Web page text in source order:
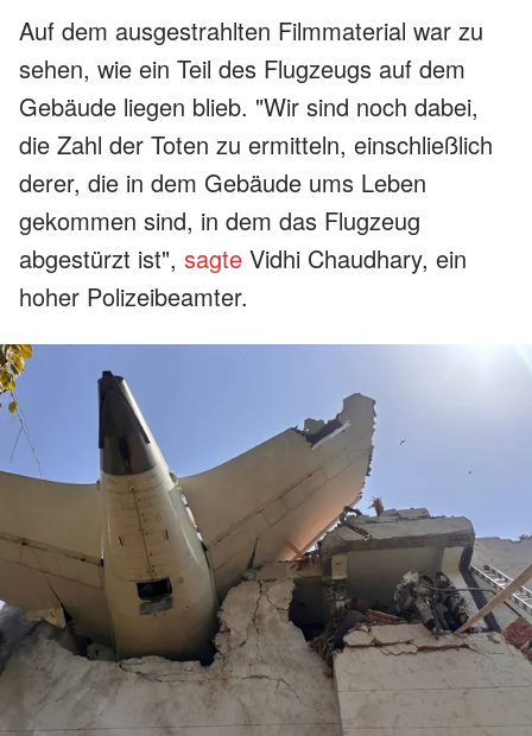
Auf dem ausgestrahlten Filmmaterial war zu
sehen, wie ein Teil des Flugzeugs auf dem
Gebäude liegen blieb. "Wir sind noch dabei,
die Zahl der Toten zu ermitteln, einschließlich
derer, die in dem Gebäude ums Leben
gekommen sind, in dem das Flugzeug
abgestürzt ist", sagte Vidhi Chaudhary, ein
hoher Polizeibeamter.